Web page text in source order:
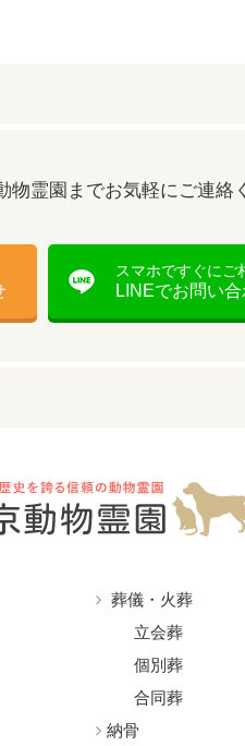
物霊園までお気軽にご連絡
スマホですぐにご
LINEでお問い
葬儀・火葬
立会葬
個別葬
合同葬
納骨